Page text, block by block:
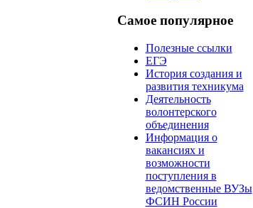
Самое популярное
Полезные ссылки
ЕГЭ
История создания и
развития техникума
Деятельность
волонтерского
объединения
Информация о
вакансиях и
возможности
поступления в
ведомственные ВУЗы
ФСИН России